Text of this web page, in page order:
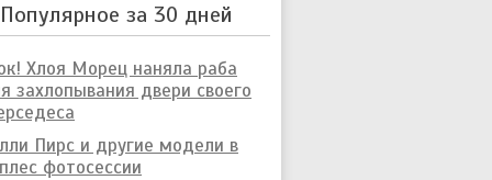
Популярное за 30 дней
Хлоя Морец наняла раба
захлопывания двери своего
Пирс и другие модели в
фотосессии